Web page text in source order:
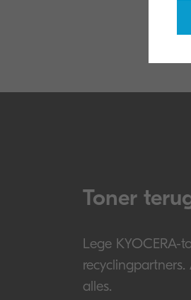
Toner
Lege KYOCERA-
alles.